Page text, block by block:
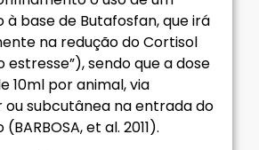
base de Butafosfan, que irá
na redução do Cortisol
estresse”), sendo que a dose
10ml por animal, via
subcutânea na entrada do
et al. 2011).